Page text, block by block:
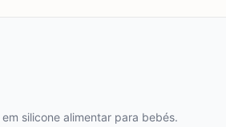
silicone alimentar para bebés.